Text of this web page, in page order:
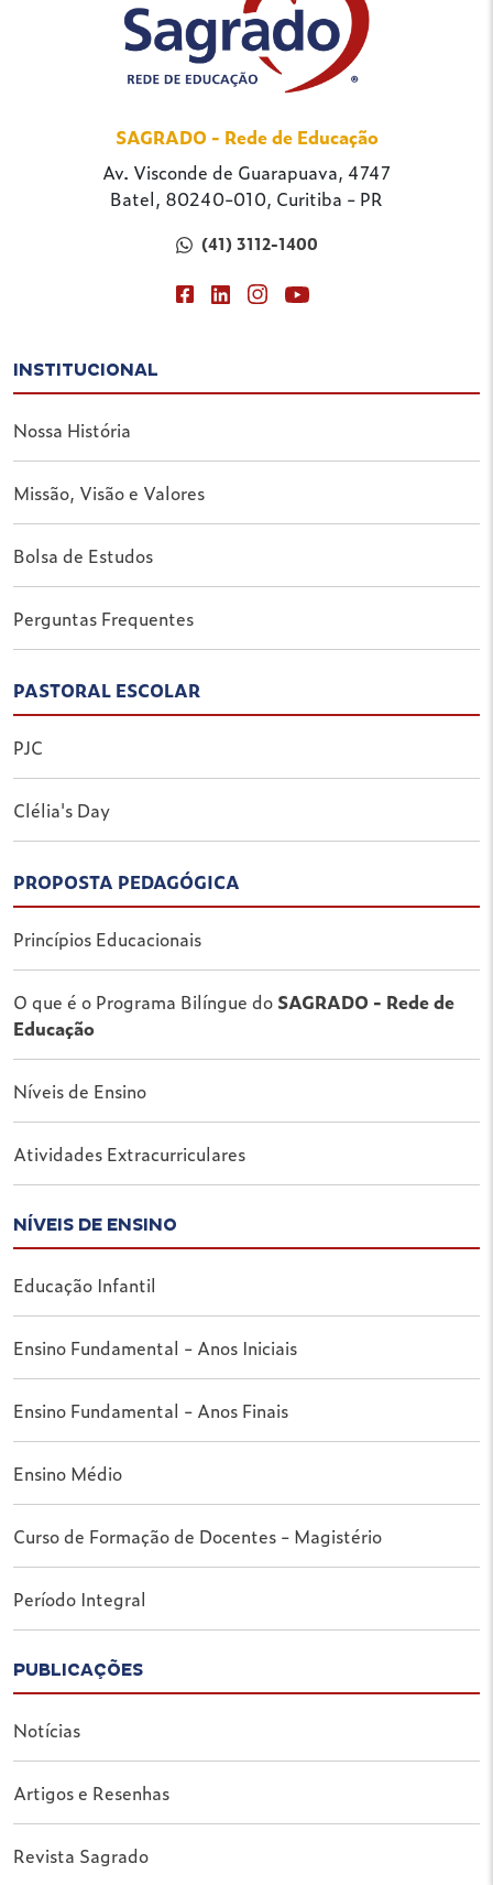
SAGRADO - Rede de Educação
Av. Visconde de Guarapuava, 4747
Batel, 80240-010, Curitiba - PR
(41) 3112-1400
INSTITUCIONAL
Nossa História
Missão, Visão e Valores
Bolsa de Estudos
Perguntas Frequentes
PASTORAL ESCOLAR
PJC
Clélia's Day
PROPOSTA PEDAGÓGICA
Princípios Educacionais
O que é o Programa Bilíngue do SAGRADO - Rede de
Educação
Níveis de Ensino
Atividades Extracurriculares
NÍVEIS DE ENSINO
Educação Infantil
Ensino Fundamental - Anos Iniciais
Ensino Fundamental - Anos Finais
Ensino Médio
Curso de Formação de Docentes - Magistério
Período Integral
PUBLICAÇÕES
Notícias
Artigos e Resenhas
Revista Sagrado